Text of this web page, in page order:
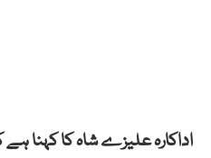
اداکارہ علیزے شاہ کا کہنا